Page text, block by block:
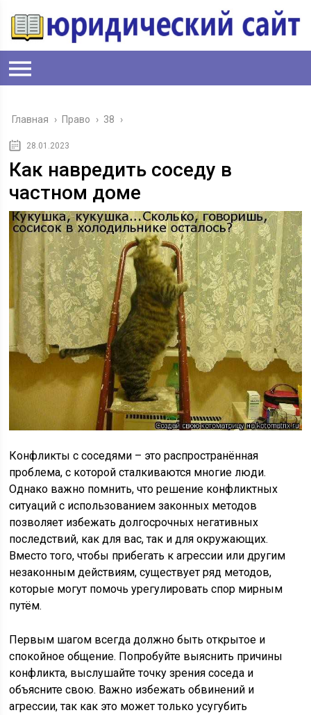
Главная › Право › 38 ›
28.01.2023
Как навредить соседу в
частном доме
Конфликты с соседями – это распространённая
проблема, с которой сталкиваются многие люди.
Однако важно помнить, что решение конфликтных
ситуаций с использованием законных методов
позволяет избежать долгосрочных негативных
последствий, как для вас, так и для окружающих.
Вместо того, чтобы прибегать к агрессии или другим
незаконным действиям, существует ряд методов,
которые могут помочь урегулировать спор мирным
путём.
Первым шагом всегда должно быть открытое и
спокойное общение. Попробуйте выяснить причины
конфликта, выслушайте точку зрения соседа и
объясните свою. Важно избежать обвинений и
агрессии, так как это может только усугубить